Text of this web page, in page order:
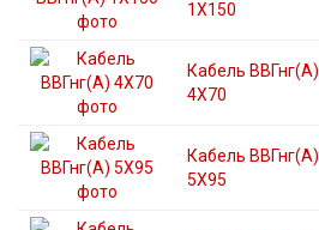
1X150
Кабель ВВГнг(А)
4X70
Кабель ВВГнг(А)
5X95